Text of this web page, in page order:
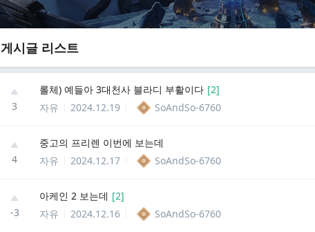
게시글 리스트
3
롤체) 예들아 3대천사 블라디 부활이다 [2]
자유
2024.12.19 SoAndSo-6760
4
중고의 프리렌 이번에 보는데
자유
2024.12.17 SoAndSo-6760
-3
아케인 2 보는데 [2]
자유
2024.12.16 SoAndSo-6760